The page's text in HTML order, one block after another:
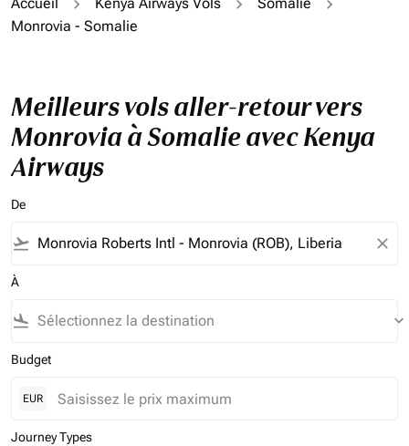
Monrovia - Somalie
Meilleurs vols aller-retour vers
Monrovia à Somalie avec Kenya
Airways
De
flight_takeoff close
À
flight_land keyboard_arrow_down
Budget
EUR
Journey Types